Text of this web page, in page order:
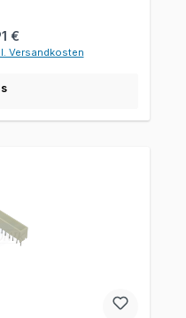
Preis:
€
Versandkosten